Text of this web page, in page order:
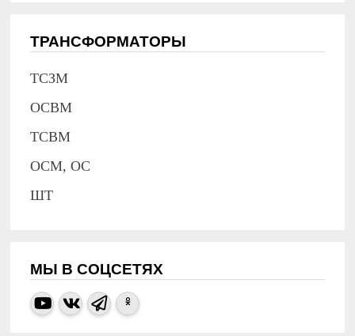
ТРАНСФОРМАТОРЫ
ТСЗМ
ОСВМ
ТСВМ
ОСМ, ОС
ШТ
МЫ В СОЦСЕТЯХ